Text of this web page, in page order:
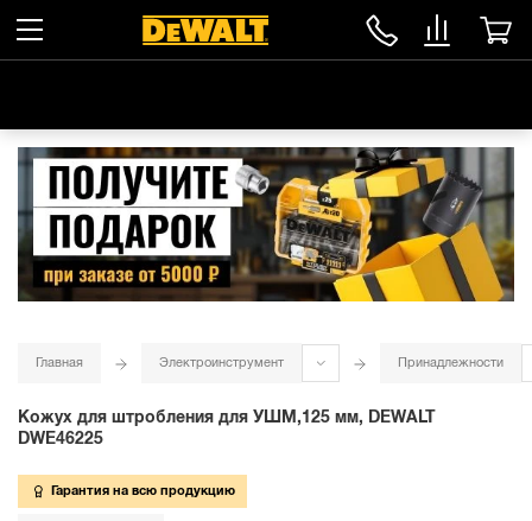
Главная Электроинструмент Принадлежности
Кожух для штробления для УШМ,125 мм, DEWALT
DWE46225
Гарантия на всю продукцию